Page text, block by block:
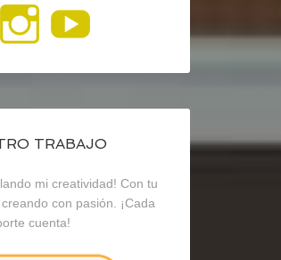
VerVer
perfil
de
recursosep
en
Instagram
YouTube
TRABAJO
mi creatividad! Con tu
con pasión. ¡Cada
cuenta!